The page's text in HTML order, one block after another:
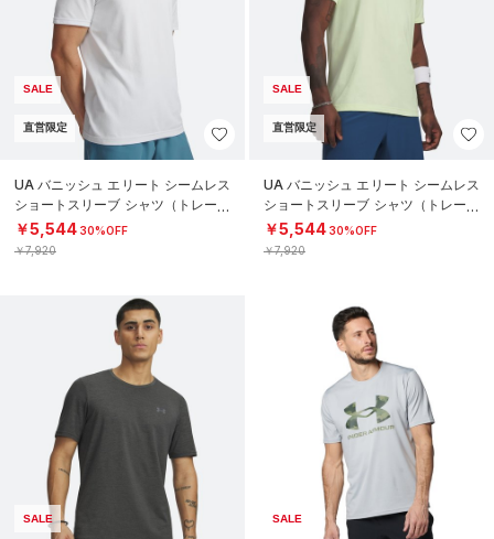
SALE
直営限定
UA バニッシュ エリート シームレス
ショートスリーブ シャツ（トレーニ
ング/MEN）
￥5,54430%OFF
￥7,920
SALE
直営限定
UA バニッシュ エリート シームレス
ショートスリーブ シャツ（トレーニ
ング/MEN）
￥5,54430%OFF
￥7,920
SALE SALE